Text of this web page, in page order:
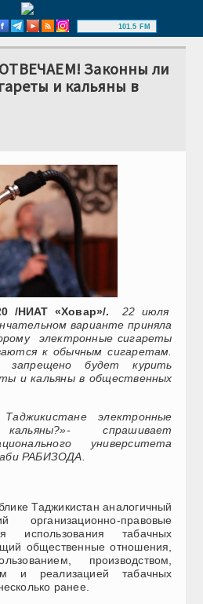
101.5 FM
Законны ли
и кальяны в
/НИАТ «Ховар»/.
22 июля
варианте приняла
электронные сигареты
к обычным сигаретам.
будет курить
и кальяны в общественных
электронные
спрашивает
университета
и РАБИЗОДА.
Таджикистан аналогичный
организационно-правовые
использования табачных
общественные отношения,
производством,
и реализацией табачных
ранее.